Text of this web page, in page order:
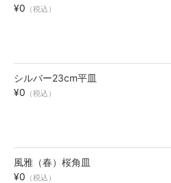
¥0 （税込）
シルバー23cm平皿
¥0 （税込）
風雅（春）桜角皿
¥0 （税込）